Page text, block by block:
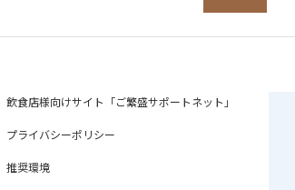
飲食店様向けサイト「ご繁盛サポートネット」
プライバシーポリシー
推奨環境